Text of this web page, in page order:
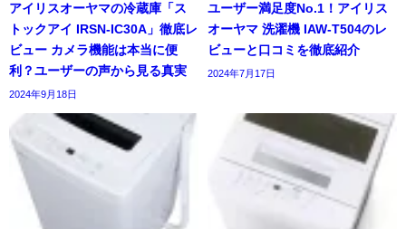
アイリスオーヤマの冷蔵庫「ス
トックアイ IRSN-IC30A」徹底レ
ビュー カメラ機能は本当に便
利？ユーザーの声から見る真実
2024年9月18日
ユーザー満足度No.1！アイリス
オーヤマ 洗濯機 IAW-T504のレ
ビューと口コミを徹底紹介
2024年7月17日